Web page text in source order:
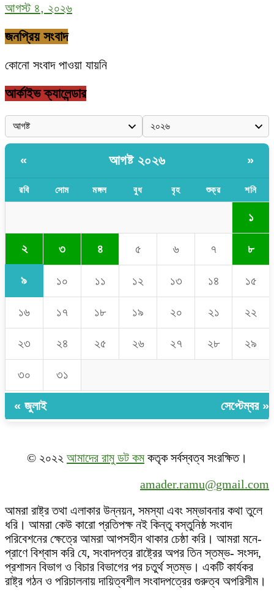
আগস্ট ৪, ২০২৬
জনপ্রিয় সংবাদ
কোনো সংবাদ পাওয়া যায়নি
আর্কাইভ ক্যালেন্ডার
« আগষ্ট ২০২৬ »
রবি সোম মঙ্গল বুধ বৃহ শুক্র শনি
১
২ ৩ ৪ ৫ ৬ ৭ ৮
৯ ১০ ১১ ১২ ১৩ ১৪ ১৫
১৬ ১৭ ১৮ ১৯ ২০ ২১ ২২
২৩ ২৪ ২৫ ২৬ ২৭ ২৮ ২৯
৩০ ৩১
« জুলাই সেপ্টেম্বর »
© ২০২২ আমাদের রামু ডট কমকতৃক সর্বস্বত্ব সংরক্ষিত।
amader.ramu@gmail.com
আমরা রাষ্ট্র তথা এলাকার উন্নয়ন, সমস্যা এবং সম্ভাবনার কথা তুলে
ধরি। আমরা কেউ কারো প্রতিপক্ষ নই কিন্তু বস্তুনিষ্ঠ সংবাদ
পরিবেশনের ক্ষেত্রে আমরা আপসহীন থাকার চেষ্ঠা করি। আমরা মনে-
প্রাণে বিশ্বাস করি যে, সংবাদপত্র রাষ্ট্রের অপর তিন স্তম্ভ- সংসদ,
প্রশাসন বিভাগ ও বিচার বিভাগের পর চতুর্থ স্তম্ভ। একটি কার্যকর
রাষ্ট্র গঠন ও পরিচালনায় দায়িত্বশীল সংবাদপত্রের গুরুত্ব অপরিসীম।